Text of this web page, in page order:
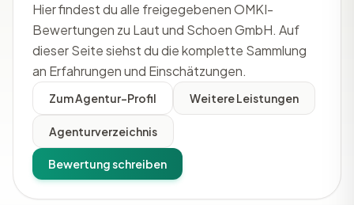
Hier findest du alle freigegebenen OMKI-
Bewertungen zu Laut und Schoen GmbH. Auf
dieser Seite siehst du die komplette Sammlung
an Erfahrungen und Einschätzungen.
Zum Agentur-Profil Weitere Leistungen
Agenturverzeichnis
Bewertung schreiben